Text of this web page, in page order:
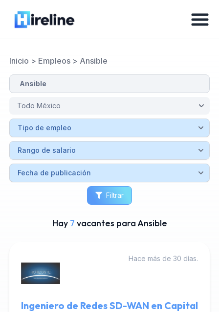
Inicio > Empleos> Ansible
Filtrar
Hay 7 vacantes para Ansible
Hace más de 30 días.
Ingeniero de Redes SD-WAN en Capital